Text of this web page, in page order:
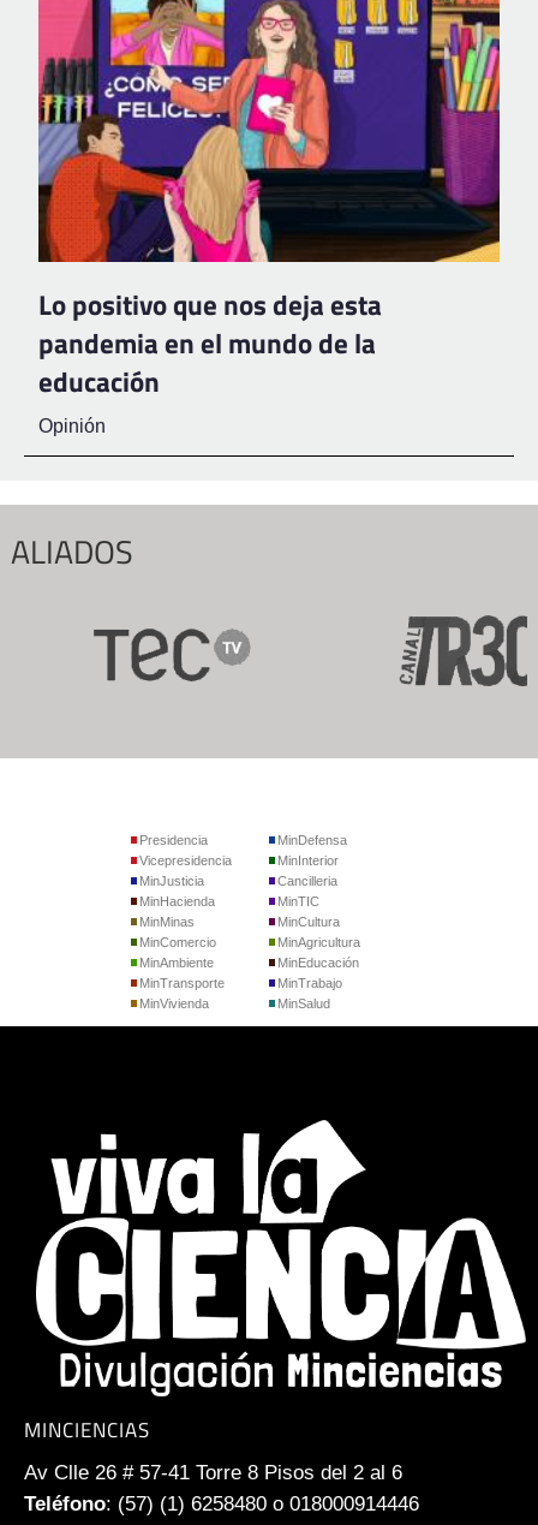
Lo positivo que nos deja esta
pandemia en el mundo de la
educación
Opinión
ALIADOS
Presidencia
Vicepresidencia
MinJusticia
MinDefensa
MinInterior
Cancilleria
MinHacienda
MinMinas
MinComercio
MinTIC
MinCultura
MinAgricultura
MinAmbiente
MinTransporte
MinVivienda
MinEducación
MinTrabajo
MinSalud
MINCIENCIAS
Av Clle 26 # 57-41 Torre 8 Pisos del 2 al 6
Teléfono: (57) (1) 6258480 o 018000914446